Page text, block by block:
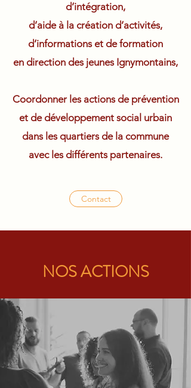
d’intégration,
d’aide à la création d’activités,
d’informations et de formation
en direction des jeunes Ignymontains,
Coordonner les actions de prévention
et de développement social urbain
dans les quartiers de la commune
avec les différents partenaires.
Contact
NOS ACTIONS